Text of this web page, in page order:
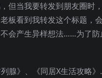
但当我要转发到朋友圈时
板看到我转发这个标题，
会产生异样想法……为了
腺》、《同居X生活攻略